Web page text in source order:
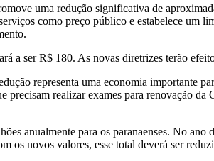
uma redução significativa de
como preço público e estabelece um
a ser R$ 180. As novas diretrizes terão
representa uma economia importante
precisam realizar exames para renovação
anualmente para os paranaenses. No
os novos valores, esse total deverá ser